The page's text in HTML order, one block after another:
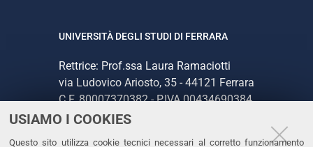
USIAMO I COOKIES
Questo sito utilizza cookie tecnici necessari al corretto funzionamento
UNIVERSITÀ DEGLI STUDI DI FERRARA
Rettrice: Prof.ssa Laura Ramaciotti
via Ludovico Ariosto, 35 - 44121 Ferrara
C.F. 80007370382 - P.IVA 00434690384
CONTATTI